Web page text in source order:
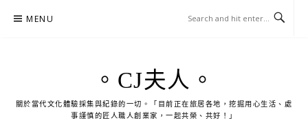
MENU
。CJ夫人。
關於當代文化體驗採集與紀錄的一切。「目前正在旅居各地，挖掘用心生活、處
事謹慎的匠人職人創業家，一起共榮、共好！」